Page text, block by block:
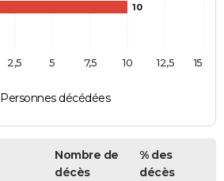
10
Personnes décédées
2,5 5 7,5 10 12,5 15
Nombre de
décès
% des
décès